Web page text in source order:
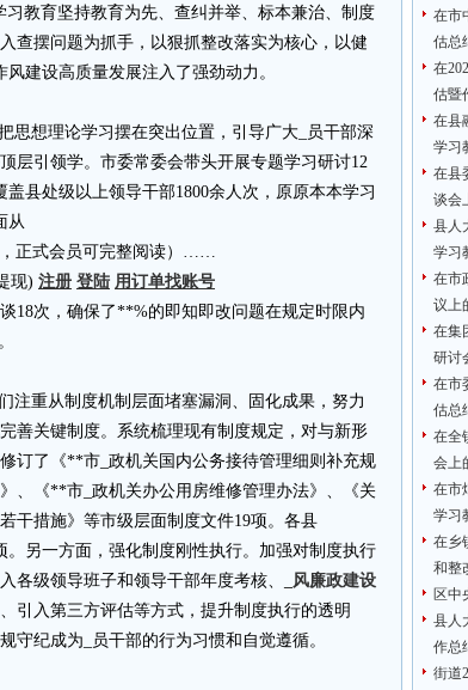
教育坚持教育为先、查纠并举、标本兼治、制度
查摆问题为抓手，以狠抓整改落实为核心，以健
建设高质量发展注入了强劲动力。
思想理论学习摆在突出位置，引导广大_员干部深
层引领学。市委常委会带头开展专题学习研讨12
县处级以上领导干部1800余人次，原原本本学习
从
正式会员可完整阅读）……
现) 注册 登陆 用订单找账号
18次，确保了**%的即知即改问题在规定时限内
注重从制度机制层面堵塞漏洞、固化成果，努力
善关键制度。系统梳理现有制度规定，对与新形
订了《**市_政机关国内公务接待管理细则补充规
、《**市_政机关办公用房维修管理办法》、《关
干措施》等市级层面制度文件19项。各县
。另一方面，强化制度刚性执行。加强对制度执行
各级领导班子和领导干部年度考核、
_风廉政建设
引入第三方评估等方式，提升制度执行的透明
守纪成为_员干部的行为习惯和自觉遵循。
在市
估总
在
估暨
在县
学习
在县
谈会
县人
学习
在市
议上
在集
研讨
在市
估总
在全
会上
在市
学习
在乡
和整
区中
县人
作总
街道